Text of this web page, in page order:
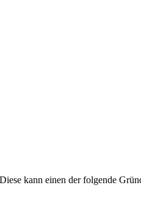
kann einen der folgende